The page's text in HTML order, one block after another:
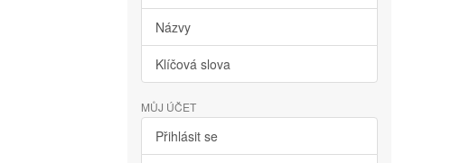
Názvy
Klíčová slova
MŮJ ÚČET
Přihlásit se